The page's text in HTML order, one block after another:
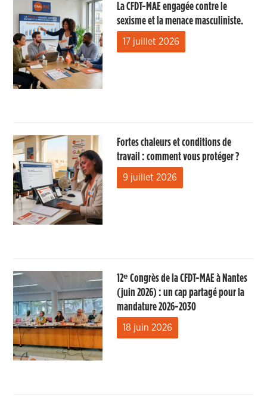
La CFDT-MAE engagée contre le
sexisme et la menace masculiniste.
17 juillet 2026
Fortes chaleurs et conditions de
travail : comment vous protéger ?
9 juillet 2026
12ᵉ Congrès de la CFDT-MAE à Nantes
(juin 2026) : un cap partagé pour la
mandature 2026-2030
18 juin 2026